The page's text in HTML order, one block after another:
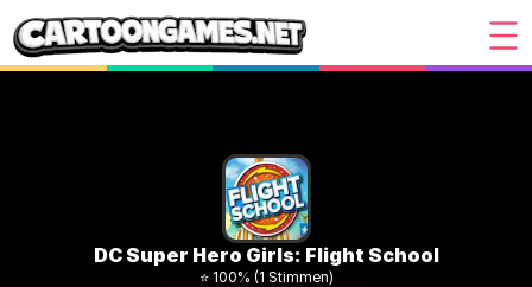
DC Super Hero Girls: Flight School
⭐ 100% (1 Stimmen)